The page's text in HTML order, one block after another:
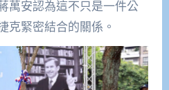
萬安認為這不只是一件公
克緊密結合的關係。